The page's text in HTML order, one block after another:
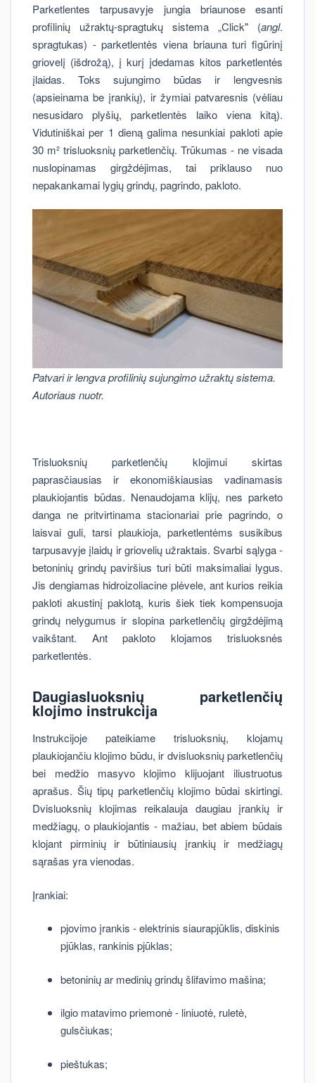
Parketlentes tarpusavyje jungia briaunose esanti
profilinių užraktų-spragtukų sistema „Click" (angl.
spragtukas) - parketlentės viena briauna turi figūrinį
griovelį (išdrožą), į kurį įdedamas kitos parketlentės
įlaidas. Toks sujungimo būdas ir lengvesnis
(apsieinama be įrankių), ir žymiai patvaresnis (vėliau
nesusidaro plyšių, parketlentės laiko viena kitą).
Vidutiniškai per 1 dieną galima nesunkiai pakloti apie
30 m² trisluoksnių parketlenčių. Trūkumas - ne visada
nuslopinamas girgždėjimas, tai priklauso nuo
nepakankamai lygių grindų, pagrindo, pakloto.
Patvari ir lengva profilinių sujungimo užraktų sistema.
Autoriaus nuotr.
Trisluoksnių parketlenčių klojimui skirtas
paprasčiausias ir ekonomiškiausias vadinamasis
plaukiojantis būdas. Nenaudojama klijų, nes parketo
danga ne pritvirtinama stacionariai prie pagrindo, o
laisvai guli, tarsi plaukioja, parketlentėms susikibus
tarpusavyje įlaidų ir griovelių užraktais. Svarbi sąlyga -
betoninių grindų paviršius turi būti maksimaliai lygus.
Jis dengiamas hidroizoliacine plėvele, ant kurios reikia
pakloti akustinį paklotą, kuris šiek tiek kompensuoja
grindų nelygumus ir slopina parketlenčių girgždėjimą
vaikštant. Ant pakloto klojamos trisluoksnės
parketlentės.
Daugiasluoksnių parketlenčių
klojimo instrukcija
Instrukcijoje pateikiame trisluoksnių, klojamų
plaukiojančiu klojimo būdu, ir dvisluoksnių parketlenčių
bei medžio masyvo klojimo klijuojant iliustruotus
aprašus. Šių tipų parketlenčių klojimo būdai skirtingi.
Dvisluoksnių klojimas reikalauja daugiau įrankių ir
medžiagų, o plaukiojantis - mažiau, bet abiem būdais
klojant pirminių ir būtiniausių įrankių ir medžiagų
sąrašas yra vienodas.
Įrankiai:
pjovimo įrankis - elektrinis siaurapjūklis, diskinis
pjūklas, rankinis pjūklas;
betoninių ar medinių grindų šlifavimo mašina;
ilgio matavimo priemonė - liniuotė, ruletė,
gulsčiukas;
pieštukas;